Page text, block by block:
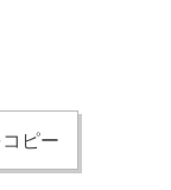
ピー